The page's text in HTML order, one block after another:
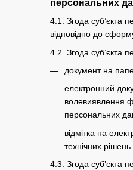
персональних
4.1. Згода суб’єкта
відповідно до
4.2. Згода суб’єкта
документ на
електронний
волевиявлення
персональних
відмітка на
технічних рішень.
4.3. Згода суб’єкта